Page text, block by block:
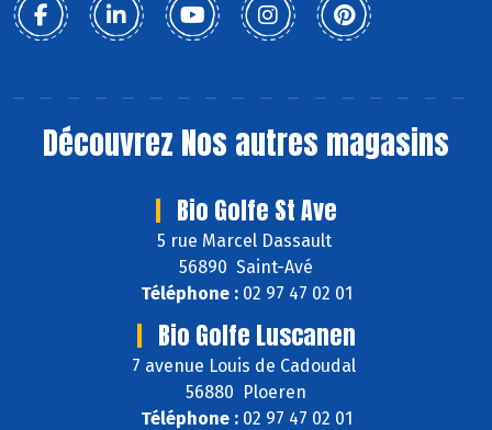
Découvrez Nos autres magasins
Bio Golfe St Ave
5 rue Marcel Dassault
56890 Saint-Avé
Téléphone :02 97 47 02 01
Bio Golfe Luscanen
7 avenue Louis de Cadoudal
56880 Ploeren
Téléphone :02 97 47 02 01